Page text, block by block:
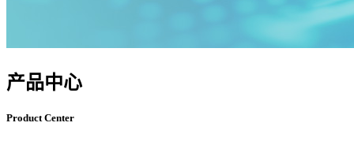
产品中心
Product Center